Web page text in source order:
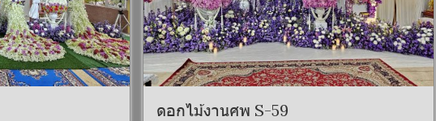
ดอกไม้งานศพ S-59